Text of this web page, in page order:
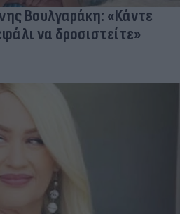
Βουλγαράκη: «Κάντε
να δροσιστείτε»